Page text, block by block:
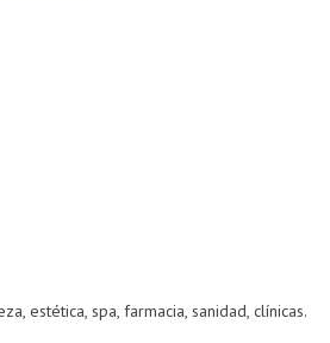
estética, spa, farmacia, sanidad, clínicas.